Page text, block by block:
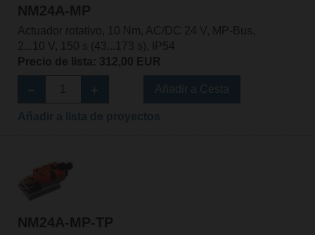
NM24A-MP
Actuador rotativo, 10 Nm, AC/DC 24 V, MP-Bus,
2...10 V, 150 s (43...173 s), IP54
Precio de lista: 312,00 EUR
NM24A-MP-TP